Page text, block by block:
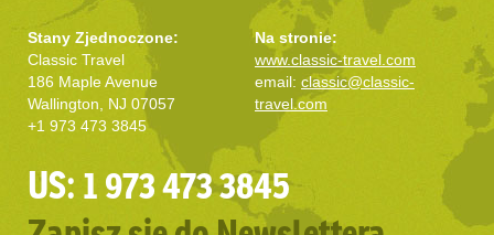
Stany Zjednoczone:
Classic Travel
186 Maple Avenue
Wallington, NJ 07057
+1 973 473 3845
Na stronie:
www.classic-travel.com
email: classic@classic-
travel.com
US: 1 973 473 3845